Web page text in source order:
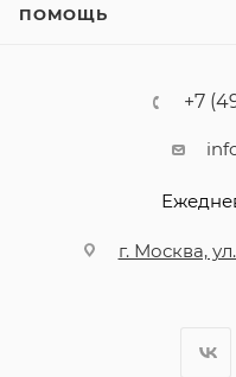
ПОМОЩЬ
+7
г. Москва,